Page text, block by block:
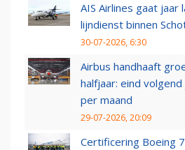
AIS Airlines gaat
lijndienst binnen
30-07-2026, 6:30
Airbus handhaaft
halfjaar: eind
per maand
29-07-2026, 20:09
Certificering Boeing